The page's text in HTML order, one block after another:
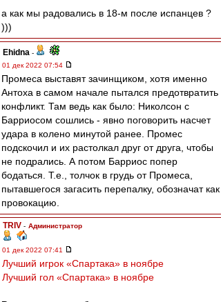
а как мы радовались в 18-м после испанцев ?
)))
Ehidna -
01 дек 2022 07:54
Промеса выставят зачинщиком, хотя именно
Антоха в самом начале пытался предотвратить
конфликт. Там ведь как было: Николсон с
Барриосом сошлись - явно поговорить насчет
удара в колено минутой ранее. Промес
подскочил и их растолкал друг от друга, чтобы
не подрались. А потом Барриос попер
бодаться. Т.е., толчок в грудь от Промеса,
пытавшегося загасить перепалку, обозначат как
провокацию.
TRIV - Администратор
01 дек 2022 07:41
Лучший игрок «Спартака» в ноябре
Лучший гол «Спартака» в ноябре